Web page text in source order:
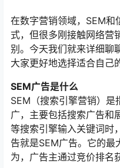
在数字营销领域，SEM和
式，但很多刚接触网络营
别。今天我们就来详细聊
大家更好地选择适合自己
SEM广告是什么
SEM（搜索引擎营销）是
广，主要包括搜索广告和
等搜索引擎输入关键词时
告就是SEM广告。它的
为，广告主通过竞价排名